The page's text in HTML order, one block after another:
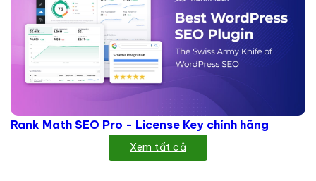
Rank Math SEO Pro - License Key chính hãng
Xem tất cả